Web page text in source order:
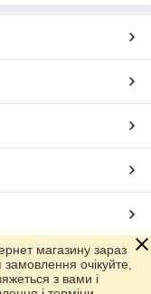
магазину зараз
очікуйте,
з вами і